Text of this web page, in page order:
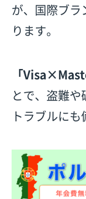
が、国際ブラ
ります。
「
とで、盗難
トラブルにも